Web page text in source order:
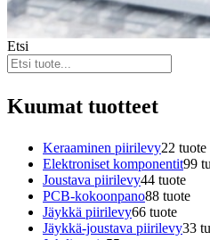
Etsi
Kuumat tuotteet
Keraaminen piirilevy22 tuote
Elektroniset komponentit99
Joustava piirilevy44 tuote
PCB-kokoonpano88 tuote
Jäykkä piirilevy66 tuote
Jäykkä-joustava piirilevy33